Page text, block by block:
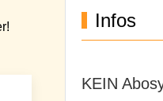
Infos
KEIN